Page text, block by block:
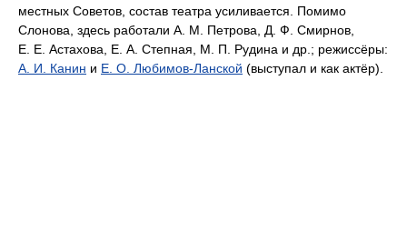
местных Советов, состав театра усиливается. Помимо
Слонова, здесь работали А. М. Петрова, Д. Ф. Смирнов,
Е. Е. Астахова, Е. А. Степная, М. П. Рудина и др.; режиссёры:
А. И. Канин и Е. О. Любимов-Ланской (выступал и как актёр).